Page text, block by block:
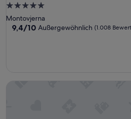
5.0-
Sterne-
Unterkunft
Montovjerna
9.4
9,4/10 Außergewöhnlich (1.008